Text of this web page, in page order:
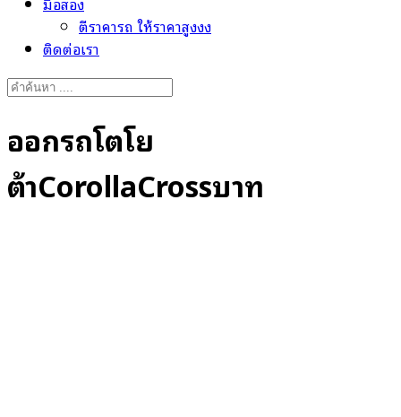
ตีราคารถ ให้ราคาสูงงง
ติดต่อเรา
Search
ออกรถโตโย
ต้าCorollaCrossบาท